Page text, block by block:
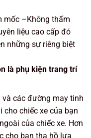
mốc –Không thấm
liệu cao cấp đó
những sự riêng biệt
là phụ kiện trang trí
và các đường may tinh
cho chiếc xe của bạn
của chiếc xe. Hơn
cho bạn tha hồ lựa